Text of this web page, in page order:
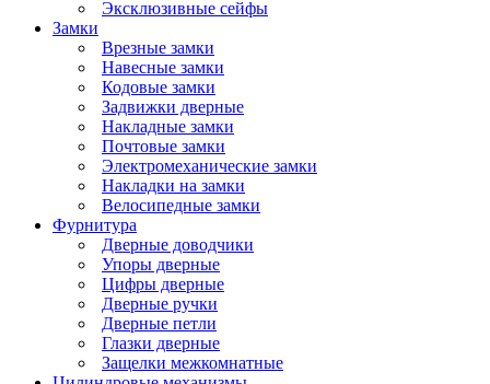
Эксклюзивные сейфы
Замки
Врезные замки
Навесные замки
Кодовые замки
Задвижки дверные
Накладные замки
Почтовые замки
Электромеханические замки
Накладки на замки
Велосипедные замки
Фурнитура
Дверные доводчики
Упоры дверные
Цифры дверные
Дверные ручки
Дверные петли
Глазки дверные
Защелки межкомнатные